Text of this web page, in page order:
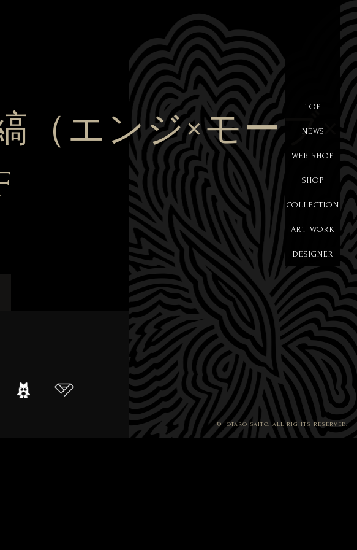
TOP
NEWS
WEB SHOP
SHOP
COLLECTION
ART WORK
DESIGNER
（エンジ×モーブ×
© JOTARO SAITO. ALL RIGHTS RESERVED.